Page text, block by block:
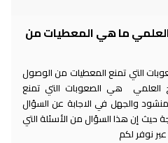
ما هي المعطيات من
التي تمنع المعطيات من الوصول
العلمي هي الصعوبات التي تمنع
والجهل في الاجابة عن السؤال
حيث إن هذا السؤال من الأسئلة التي
نوفر لكم